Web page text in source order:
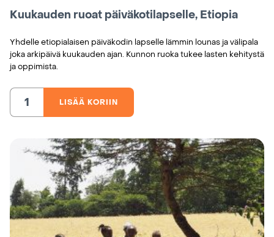
Kuukauden ruoat päiväkotilapselle, Etiopia
Yhdelle etiopialaisen päiväkodin lapselle lämmin lounas ja välipala
joka arkipäivä kuukauden ajan. Kunnon ruoka tukee lasten kehitystä
ja oppimista.
Kuukauden
määrä
LISÄÄ KORIIN